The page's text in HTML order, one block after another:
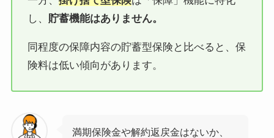
し、 貯蓄機能はありません。
同程度の保障内容の貯蓄型保険と比べると、保
険料は低い傾向があります。
満期保険金や解約返戻金はないか、